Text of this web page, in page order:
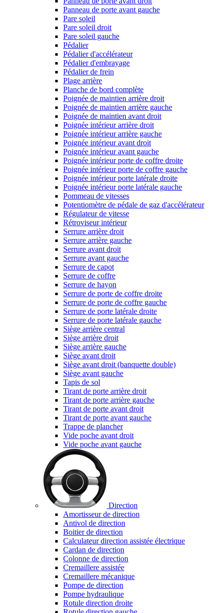
Panneau de porte avant gauche
Pare soleil
Pare soleil droit
Pare soleil gauche
Pédalier
Pédalier d'accélérateur
Pédalier d'embrayage
Pédalier de frein
Plage arrière
Planche de bord complète
Poignée de maintien arrière droit
Poignée de maintien arrière gauche
Poignée de maintien avant droit
Poignée intérieur arrière droit
Poignée intérieur arrière gauche
Poignée intérieur avant droit
Poignée intérieur avant gauche
Poignée intérieur porte de coffre droite
Poignée intérieur porte de coffre gauche
Poignée intérieur porte latérale droite
Poignée intérieur porte latérale gauche
Pommeau de vitesses
Potentiomètre de pédale de gaz d'accélérateur
Régulateur de vitesse
Rétroviseur intérieur
Serrure arrière droit
Serrure arrière gauche
Serrure avant droit
Serrure avant gauche
Serrure de capot
Serrure de coffre
Serrure de hayon
Serrure de porte de coffre droite
Serrure de porte de coffre gauche
Serrure de porte latérale droite
Serrure de porte latérale gauche
Siège arrière central
Siège arrière droit
Siège arrière gauche
Siège avant droit
Siège avant droit (banquette double)
Siège avant gauche
Tapis de sol
Tirant de porte arrière droit
Tirant de porte arrière gauche
Tirant de porte avant droit
Tirant de porte avant gauche
Trappe de plancher
Vide poche avant droit
Vide poche avant gauche
Direction
Amortisseur de direction
Antivol de direction
Boitier de direction
Calculateur direction assistée électrique
Cardan de direction
Colonne de direction
Cremaillere assistée
Cremaillere mécanique
Pompe de direction
Pompe hydraulique
Rotule direction droite